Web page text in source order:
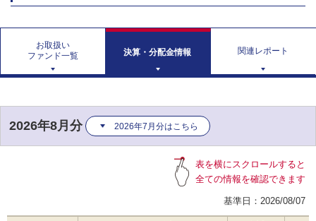
お取扱い
ファンド一覧
決算・分配金情報 関連レポート
2026年8月分 2026年7月分はこちら
表を横にスクロールすると
全ての情報を確認できます
基準日： 2026/08/07